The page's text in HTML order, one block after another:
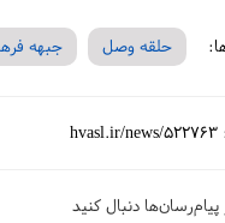
حلقه وصل جبهه
hvasl.ir/news/522763
دنبال کنید